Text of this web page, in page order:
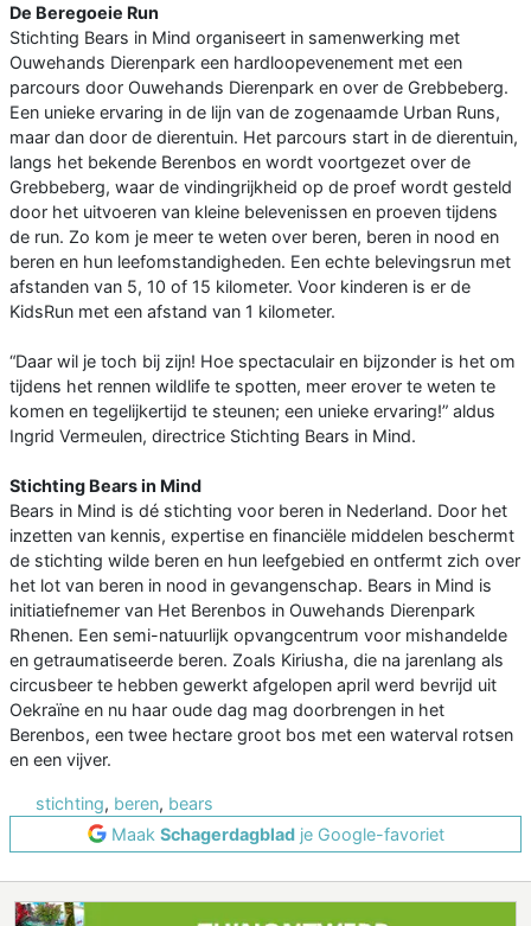
De Beregoeie Run
Stichting Bears in Mind organiseert in samenwerking met
Ouwehands Dierenpark een hardloopevenement met een
parcours door Ouwehands Dierenpark en over de Grebbeberg.
Een unieke ervaring in de lijn van de zogenaamde Urban Runs,
maar dan door de dierentuin. Het parcours start in de dierentuin,
langs het bekende Berenbos en wordt voortgezet over de
Grebbeberg, waar de vindingrijkheid op de proef wordt gesteld
door het uitvoeren van kleine belevenissen en proeven tijdens
de run. Zo kom je meer te weten over beren, beren in nood en
beren en hun leefomstandigheden. Een echte belevingsrun met
afstanden van 5, 10 of 15 kilometer. Voor kinderen is er de
KidsRun met een afstand van 1 kilometer.
“Daar wil je toch bij zijn! Hoe spectaculair en bijzonder is het om
tijdens het rennen wildlife te spotten, meer erover te weten te
komen en tegelijkertijd te steunen; een unieke ervaring!” aldus
Ingrid Vermeulen, directrice Stichting Bears in Mind.
Stichting Bears in Mind
Bears in Mind is dé stichting voor beren in Nederland. Door het
inzetten van kennis, expertise en financiële middelen beschermt
de stichting wilde beren en hun leefgebied en ontfermt zich over
het lot van beren in nood in gevangenschap. Bears in Mind is
initiatiefnemer van Het Berenbos in Ouwehands Dierenpark
Rhenen. Een semi-natuurlijk opvangcentrum voor mishandelde
en getraumatiseerde beren. Zoals Kiriusha, die na jarenlang als
circusbeer te hebben gewerkt afgelopen april werd bevrijd uit
Oekraïne en nu haar oude dag mag doorbrengen in het
Berenbos, een twee hectare groot bos met een waterval rotsen
en een vijver.
stichting, beren, bears
Maak Schagerdagbladje Google-favoriet